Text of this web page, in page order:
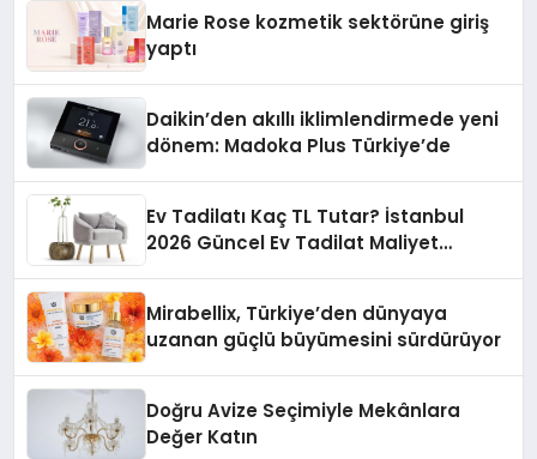
Marie Rose kozmetik sektörüne giriş
yaptı
Daikin’den akıllı iklimlendirmede yeni
dönem: Madoka Plus Türkiye’de
Ev Tadilatı Kaç TL Tutar? İstanbul
2026 Güncel Ev Tadilat Maliyet
Mirabellix, Türkiye’den dünyaya
uzanan güçlü büyümesini sürdürüyor
Doğru Avize Seçimiyle Mekânlara
Değer Katın